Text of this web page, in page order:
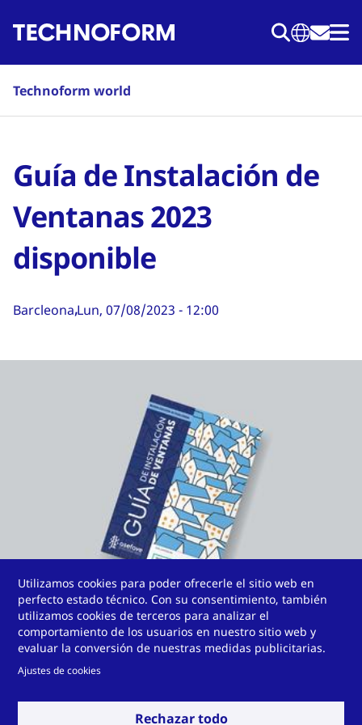
Technoform world
Guía de Instalación de
Ventanas 2023
disponible
BarcleonaLun, 07/08/2023 - 12:00
Desde Technoform nos complace anunciar nuestra
colaboración con ASEFAVE en la edición de la "Guía de
Instalación de Ventanas 2023". Esta guía integral es
una herramienta imprescindible para arquitectos,
Utilizamos cookies para poder ofrecerle el sitio web en
perfecto estado técnico. Con su consentimiento, también
utilizamos cookies de terceros para analizar el
comportamiento de los usuarios en nuestro sitio web y
evaluar la conversión de nuestras medidas publicitarias.
Ajustes de cookies
Rechazar todo